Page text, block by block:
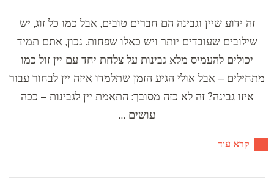
זה ידוע שיין וגבינה הם חברים טובים, אבל כמו כל זוג, יש
שילובים שעובדים יותר ויש כאלו שפחות. נכון, אתם תמיד
יכולים להעמיס מלא גבינות על צלחת יחד עם יין זול כמו
מתחילים – אבל אולי הגיע הזמן שתלמדו איזה יין לבחור עבור
איזו גבינה? זה לא כזה מסובך: התאמת יין לגבינות – ככה
עושים …
קרא עוד